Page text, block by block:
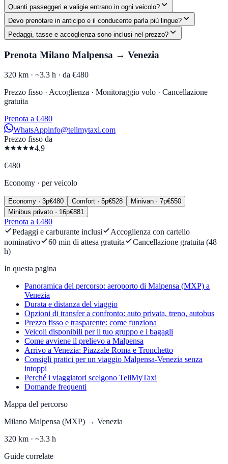
Quanti passeggeri e valigie entrano in ogni veicolo?
Devo prenotare in anticipo e il conducente parla più lingue?
Pedaggi, tasse e accoglienza sono inclusi nel prezzo?
Prenota Milano Malpensa → Venezia
320 km · ~3.3 h · da €480
Prezzo fisso · Accoglienza · Monitoraggio volo · Cancellazione
gratuita
Prenota a €480
WhatsAppinfo@tellmytaxi.com
Prezzo fisso da
4.9
€480
Economy · per veicolo
Economy · 3p€480 Comfort · 5p€528 Minivan · 7p€550
Minibus privato · 16p€881
Prenota a €480
Pedaggi e carburante inclusi
Accoglienza con cartello
nominativo
60 min di attesa gratuita
Cancellazione gratuita (48
h)
In questa pagina
Panoramica del percorso: aeroporto di Malpensa (MXP) a
Venezia
Durata e distanza del viaggio
Opzioni di transfer a confronto: auto privata, treno, autobus
Prezzo fisso e trasparente: come funziona
Veicoli disponibili per il tuo gruppo e i bagagli
Come avviene il prelievo a Malpensa
Arrivo a Venezia: Piazzale Roma e Tronchetto
Consigli pratici per un viaggio Malpensa-Venezia senza
intoppi
Perché i viaggiatori scelgono TellMyTaxi
Domande frequenti
Mappa del percorso
Milano Malpensa (MXP) → Venezia
320 km · ~3.3 h
Guide correlate